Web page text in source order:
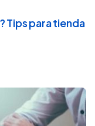
Tips para tienda